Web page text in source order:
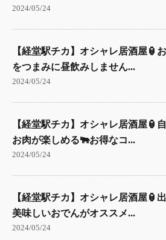
2024/05/24
【経堂駅チカ】オシャレ居酒屋🏮
をつまみに昼飲みしません...
2024/05/24
【経堂駅チカ】オシャレ居酒屋🏮
お肉が楽しめる🐃お得なコ...
2024/05/24
【経堂駅チカ】オシャレ居酒屋🏮
美味しいおでんがオススメ...
2024/05/24